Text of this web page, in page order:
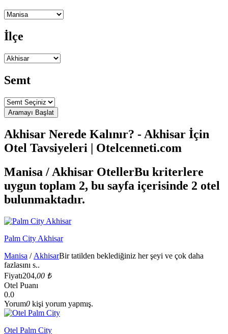
İlçe
Semt
Akhisar Nerede Kalınır? - Akhisar İçin
Otel Tavsiyeleri | Otelcenneti.com
Manisa / Akhisar OtellerBu kriterlere
uygun toplam 2, bu sayfa içerisinde 2 otel
bulunmaktadır.
Palm City Akhisar
Manisa / AkhisarBir tatilden beklediğiniz her şeyi ve çok daha
fazlasını s..
Fiyatı204,00 ₺
Otel Puanı
0.0
Yorum0 kişi yorum yapmış.
Otel Palm City